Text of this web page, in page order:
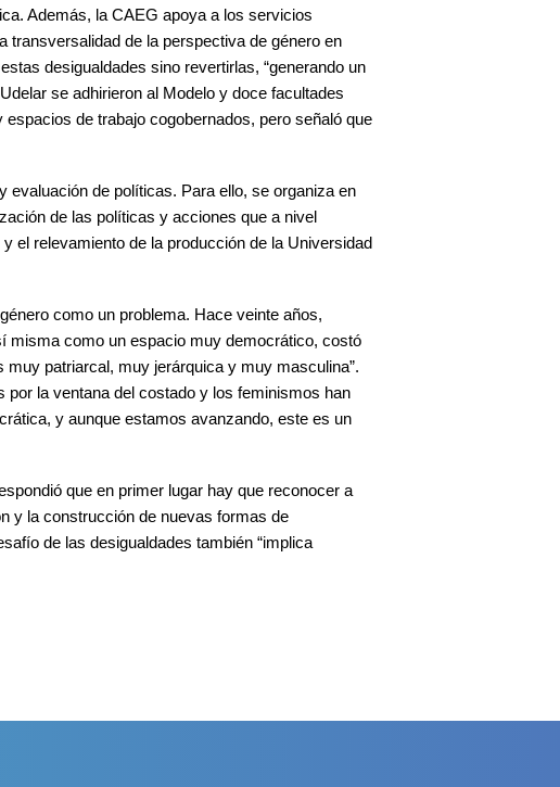
Además, la CAEG apoya a los servicios
transversalidad de la perspectiva de género en
desigualdades sino revertirlas, “generando un
se adhirieron al Modelo y doce facultades
de trabajo cogobernados, pero señaló que
evaluación de políticas. Para ello, se organiza en
de las políticas y acciones que a nivel
el relevamiento de la producción de la Universidad
como un problema. Hace veinte años,
misma como un espacio muy democrático, costó
patriarcal, muy jerárquica y muy masculina”.
la ventana del costado y los feminismos han
y aunque estamos avanzando, este es un
que en primer lugar hay que reconocer a
y la construcción de nuevas formas de
de las desigualdades también “implica